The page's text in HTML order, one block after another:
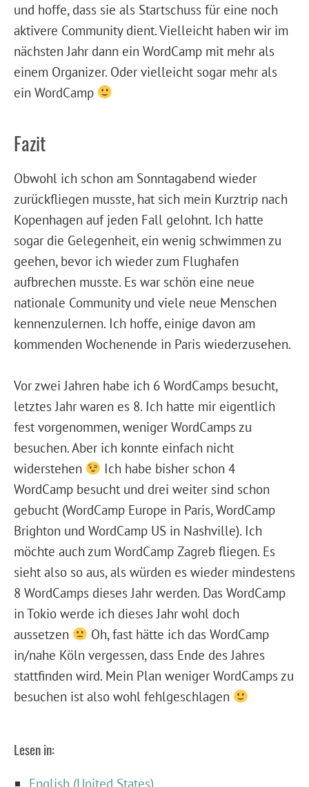
und hoffe, dass sie als Startschuss für eine noch
aktivere Community dient. Vielleicht haben wir im
nächsten Jahr dann ein WordCamp mit mehr als
einem Organizer. Oder vielleicht sogar mehr als
ein WordCamp
Fazit
Obwohl ich schon am Sonntagabend wieder
zurückfliegen musste, hat sich mein Kurztrip nach
Kopenhagen auf jeden Fall gelohnt. Ich hatte
sogar die Gelegenheit, ein wenig schwimmen zu
geehen, bevor ich wieder zum Flughafen
aufbrechen musste. Es war schön eine neue
nationale Community und viele neue Menschen
kennenzulernen. Ich hoffe, einige davon am
kommenden Wochenende in Paris wiederzusehen.
Vor zwei Jahren habe ich 6 WordCamps besucht,
letztes Jahr waren es 8. Ich hatte mir eigentlich
fest vorgenommen, weniger WordCamps zu
besuchen. Aber ich konnte einfach nicht
widerstehen
Ich habe bisher schon 4
WordCamp besucht und drei weiter sind schon
gebucht (WordCamp Europe in Paris, WordCamp
Brighton und WordCamp US in Nashville). Ich
möchte auch zum WordCamp Zagreb fliegen. Es
sieht also so aus, als würden es wieder mindestens
8 WordCamps dieses Jahr werden. Das WordCamp
in Tokio werde ich dieses Jahr wohl doch
aussetzen
Oh, fast hätte ich das WordCamp
in/nahe Köln vergessen, dass Ende des Jahres
stattfinden wird. Mein Plan weniger WordCamps zu
besuchen ist also wohl fehlgeschlagen
Lesen in:
English (United States)